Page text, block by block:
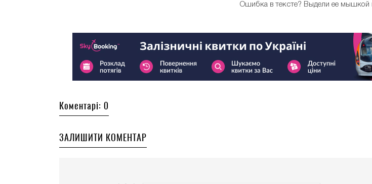
Ошибка в тексте? Выдели ее мышкой
Коментарі: 0
ЗАЛИШИТИ КОМЕНТАР